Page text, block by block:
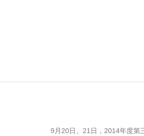
9月20日、21日，2014年度第三